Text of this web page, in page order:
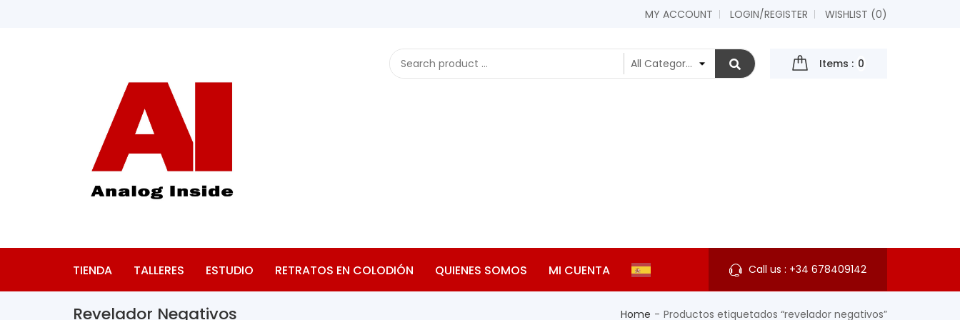
MY ACCOUNT LOGIN/REGISTER WISHLIST (0)
Items : 0
TIENDA TALLERES ESTUDIO RETRATOS EN COLODIÓN QUIENES SOMOS MI CUENTA Call us : +34 678409142
Revelador Negativos Home Productos etiquetados “revelador negativos”